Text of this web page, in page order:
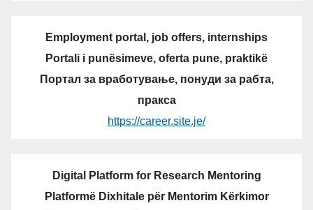
Employment portal, job offers, internships
Portali i punësimeve, oferta pune, praktikë
Портал за вработување, понуди за рабта,
пракса
https://career.site.je/
Digital Platform for Research Mentoring
Platformë Dixhitale për Mentorim Kërkimor